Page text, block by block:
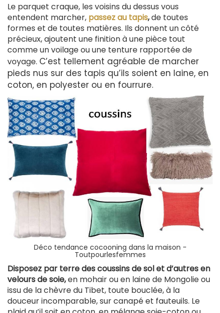
Le parquet craque, les voisins du dessus vous
entendent marcher, passez au tapis,de toutes
formes et de toutes matières. Ils donnent un côté
précieux, ajoutent une finition à une pièce tout
comme un voilage ou une tenture rapportée de
voyage. C’est tellement agréable de marcher
pieds nus sur des tapis qu’ils soient en laine, en
coton, en polyester ou en fourrure.
Déco tendance cocooning dans la maison -
Toutpourlesfemmes
Disposez par terre des coussins de sol et d’autres en
velours de soie,en mohair ou en laine de Mongolie ou
issu de la chèvre du Tibet, toute bouclée, à la
douceur incomparable, sur canapé et fauteuils. Le